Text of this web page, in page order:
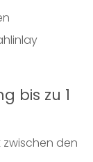
bis zu 1
zwischen den